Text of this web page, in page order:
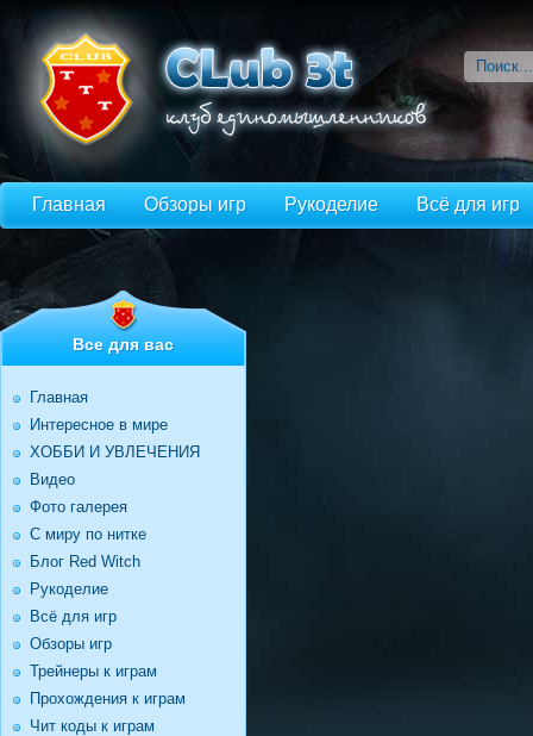
Главная Обзоры игр Рукоделие Всё для игр
Все для вас
Главная
Интересное в мире
ХОББИ И УВЛЕЧЕНИЯ
Видео
Фото галерея
С миру по нитке
Блог Red Witch
Рукоделие
Всё для игр
Обзоры игр
Трейнеры к играм
Прохождения к играм
Чит коды к играм